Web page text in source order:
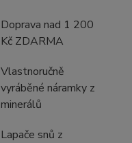
Doprava nad 1 200
Kč ZDARMA
Vlastnoručně
vyráběné náramky z
minerálů
Lapače snů z